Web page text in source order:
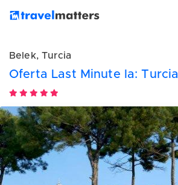
Belek, Turcia
Oferta Last Minute la: Turcia